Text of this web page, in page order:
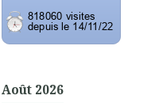
Août 2026